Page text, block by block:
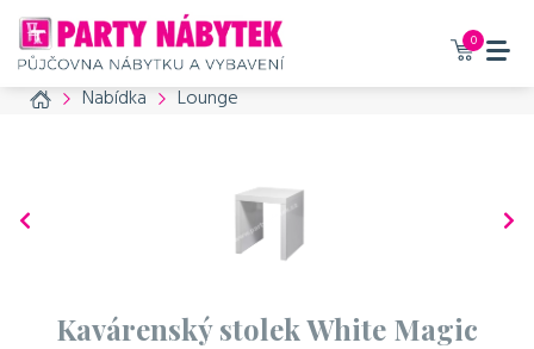
0
Home Nabídka Lounge
Kavárenský stolek White Magic